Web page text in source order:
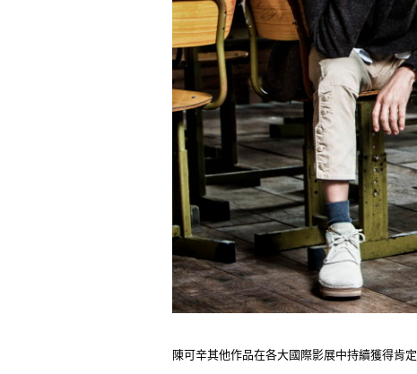
陳可辛其他作品在各大國際影展中持續獲得肯定